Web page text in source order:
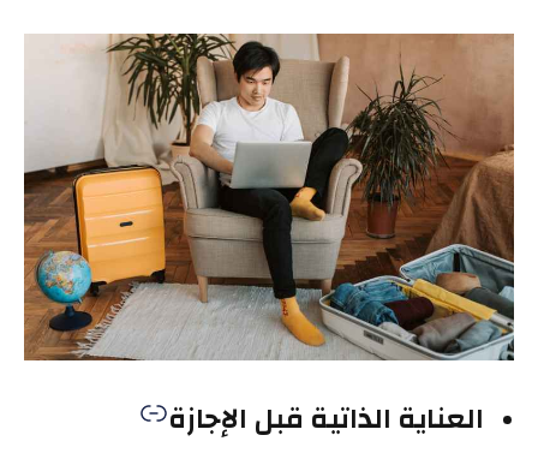
العناية الذاتية قبل الإجازة